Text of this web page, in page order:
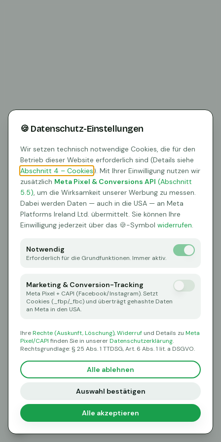
404
Oops! Page not found
🍪
🍪 Datenschutz-Einstellungen
Wir setzen technisch notwendige Cookies, die für den
Betrieb dieser Website erforderlich sind (Details siehe
Abschnitt 4 – Cookies ). Mit Ihrer Einwilligung nutzen wir
zusätzlich Meta Pixel & Conversions API (Abschnitt
5.5), um die Wirksamkeit unserer Werbung zu messen.
Dabei werden Daten — auch in die USA — an Meta
Platforms Ireland Ltd. übermittelt. Sie können Ihre
Einwilligung jederzeit über das 🍪-Symbol widerrufen.
Notwendig
Erforderlich für die Grundfunktionen. Immer aktiv.
Marketing & Conversion-Tracking
Meta Pixel + CAPI (Facebook/Instagram). Setzt
Cookies (_fbp/_fbc) und überträgt gehashte Daten
an Meta in den USA.
IhreRechte (Auskunft, Löschung),Widerruf und Details zu Meta
Pixel/CAPI finden Sie in unsererDatenschutzerklärung.
Rechtsgrundlage: § 25 Abs. 1 TTDSG, Art. 6 Abs. 1 lit. a DSGVO.
Alle ablehnen
Auswahl bestätigen
Alle akzeptieren